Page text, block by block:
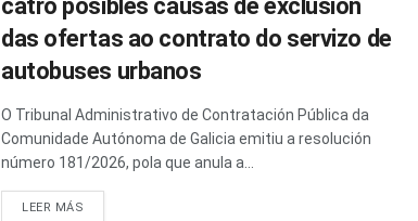
catro posibles causas de exclusión
das ofertas ao contrato do servizo de
autobuses urbanos
O Tribunal Administrativo de Contratación Pública da
Comunidade Autónoma de Galicia emitiu a resolución
número 181/2026, pola que anula a...
LEER MÁS